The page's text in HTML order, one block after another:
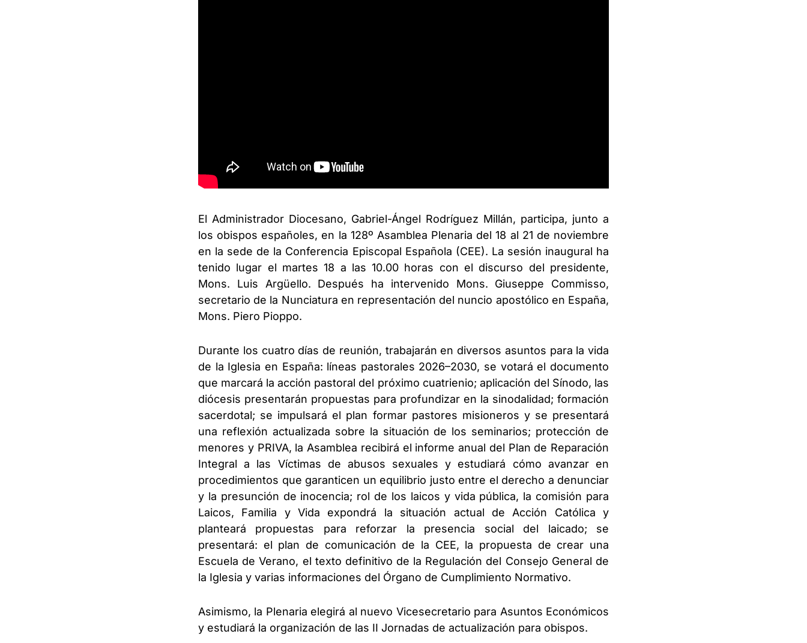
El Administrador Diocesano, Gabriel-Ángel Rodríguez Millán, participa, junto a
los obispos españoles, en la 128º Asamblea Plenaria del 18 al 21 de noviembre
en la sede de la Conferencia Episcopal Española (CEE). La sesión inaugural ha
tenido lugar el martes 18 a las 10.00 horas con el discurso del presidente,
Mons. Luis Argüello. Después ha intervenido Mons. Giuseppe Commisso,
secretario de la Nunciatura en representación del nuncio apostólico en España,
Mons. Piero Pioppo.
Durante los cuatro días de reunión, trabajarán en diversos asuntos para la vida
de la Iglesia en España: líneas pastorales 2026–2030, se votará el documento
que marcará la acción pastoral del próximo cuatrienio; aplicación del Sínodo, las
diócesis presentarán propuestas para profundizar en la sinodalidad; formación
sacerdotal; se impulsará el plan formar pastores misioneros y se presentará
una reflexión actualizada sobre la situación de los seminarios; protección de
menores y PRIVA, la Asamblea recibirá el informe anual del Plan de Reparación
Integral a las Víctimas de abusos sexuales y estudiará cómo avanzar en
procedimientos que garanticen un equilibrio justo entre el derecho a denunciar
y la presunción de inocencia; rol de los laicos y vida pública, la comisión para
Laicos, Familia y Vida expondrá la situación actual de Acción Católica y
planteará propuestas para reforzar la presencia social del laicado; se
presentará: el plan de comunicación de la CEE, la propuesta de crear una
Escuela de Verano, el texto definitivo de la Regulación del Consejo General de
la Iglesia y varias informaciones del Órgano de Cumplimiento Normativo.
Asimismo, la Plenaria elegirá al nuevo Vicesecretario para Asuntos Económicos
y estudiará la organización de las II Jornadas de actualización para obispos.